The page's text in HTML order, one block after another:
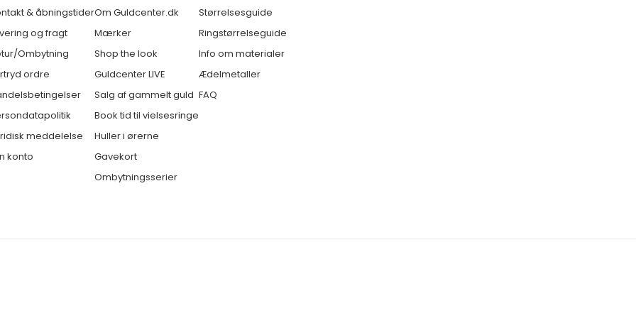
& åbningstider
og fragt
Ombytning
ordre
meddelelse
konto
Om Guldcenter.dk
Mærker
Shop the look
Guldcenter LIVE
Salg af gammelt guld
Book tid til vielsesringe
Huller i ørerne
Gavekort
Ombytningsserier
Størrelsesguide
Ringstørrelseguide
Info om materialer
Ædelmetaller
FAQ